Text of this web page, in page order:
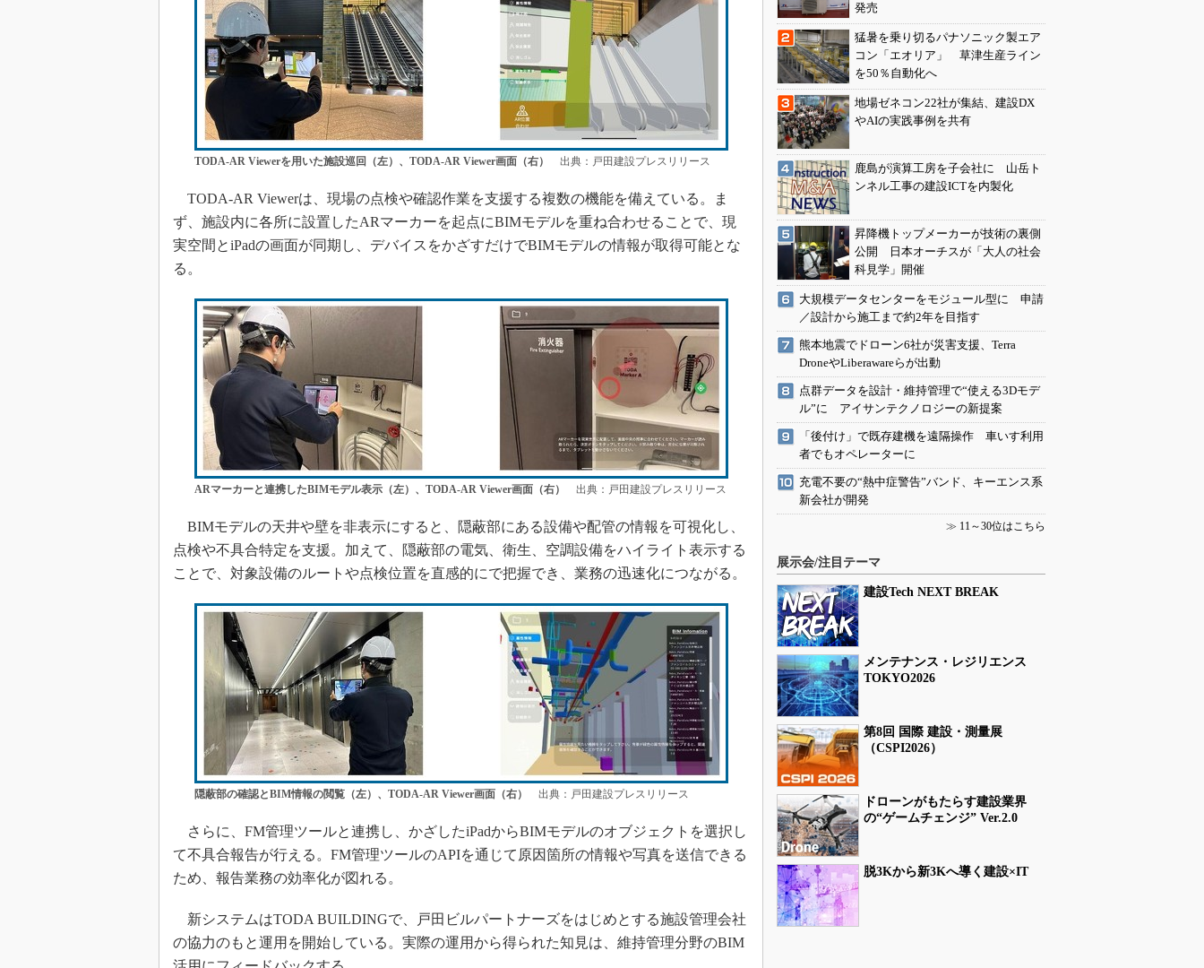
TODA-AR Viewerを用いた施設巡回（左）、TODA-AR Viewer画面（右） 出典：戸田建設プレスリリース
TODA-AR Viewerは、現場の点検や確認作業を支援する複数の機能を備えている。ま
ず、施設内に各所に設置したARマーカーを起点にBIMモデルを重ね合わせることで、現
実空間とiPadの画面が同期し、デバイスをかざすだけでBIMモデルの情報が取得可能とな
る。
ARマーカーと連携したBIMモデル表示（左）、TODA-AR Viewer画面（右） 出典：戸田建設プレスリリース
BIMモデルの天井や壁を非表示にすると、隠蔽部にある設備や配管の情報を可視化し、
点検や不具合特定を支援。加えて、隠蔽部の電気、衛生、空調設備をハイライト表示する
ことで、対象設備のルートや点検位置を直感的にで把握でき、業務の迅速化につながる。
隠蔽部の確認とBIM情報の閲覧（左）、TODA-AR Viewer画面（右） 出典：戸田建設プレスリリース
さらに、FM管理ツールと連携し、かざしたiPadからBIMモデルのオブジェクトを選択し
て不具合報告が行える。FM管理ツールのAPIを通じて原因箇所の情報や写真を送信できる
ため、報告業務の効率化が図れる。
新システムはTODA BUILDINGで、戸田ビルパートナーズをはじめとする施設管理会社
の協力のもと運用を開始している。実際の運用から得られた知見は、維持管理分野のBIM
発売
猛暑を乗り切るパナソニック製エア
コン「エオリア」 草津生産ライン
を50％自動化へ
地場ゼネコン22社が集結、建設DX
やAIの実践事例を共有
鹿島が演算工房を子会社に 山岳ト
ンネル工事の建設ICTを内製化
昇降機トップメーカーが技術の裏側
公開 日本オーチスが「大人の社会
科見学」開催
大規模データセンターをモジュール型に 申請
／設計から施工まで約2年を目指す
熊本地震でドローン6社が災害支援、Terra
DroneやLiberawareらが出動
点群データを設計・維持管理で“使える3Dモデ
ル”に アイサンテクノロジーの新提案
「後付け」で既存建機を遠隔操作 車いす利用
者でもオペレーターに
充電不要の“熱中症警告”バンド、キーエンス系
新会社が開発
≫ 11～30位はこちら
展示会/注目テーマ
建設Tech NEXT BREAK
メンテナンス・レジリエンス
TOKYO2026
第8回 国際 建設・測量展
（CSPI2026）
ドローンがもたらす建設業界
の“ゲームチェンジ” Ver.2.0
脱3Kから新3Kへ導く建設×IT